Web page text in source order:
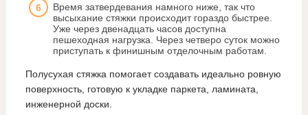
Время затвердевания намного ниже, так что
высыхание стяжки происходит гораздо быстрее.
Уже через двенадцать часов доступна
пешеходная нагрузка. Через четверо суток можно
приступать к финишным отделочным работам.
Полусухая стяжка помогает создавать идеально ровную
поверхность, готовую к укладке паркета, ламината,
инженерной доски.